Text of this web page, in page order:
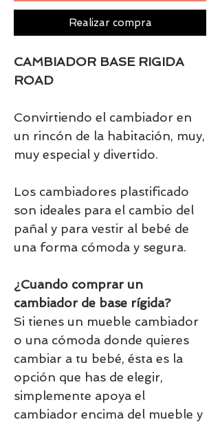
Realizar compra
CAMBIADOR BASE RIGIDA
ROAD
Convirtiendo el cambiador en
un rincón de la habitación, muy,
muy especial y divertido.
Los cambiadores plastificado
son ideales para el cambio del
pañal y para vestir al bebé de
una forma cómoda y segura.
¿Cuando comprar un
cambiador de base rígida?
Si tienes un mueble cambiador
o una cómoda donde quieres
cambiar a tu bebé, ésta es la
opción que has de elegir,
simplemente apoya el
cambiador encima del mueble y